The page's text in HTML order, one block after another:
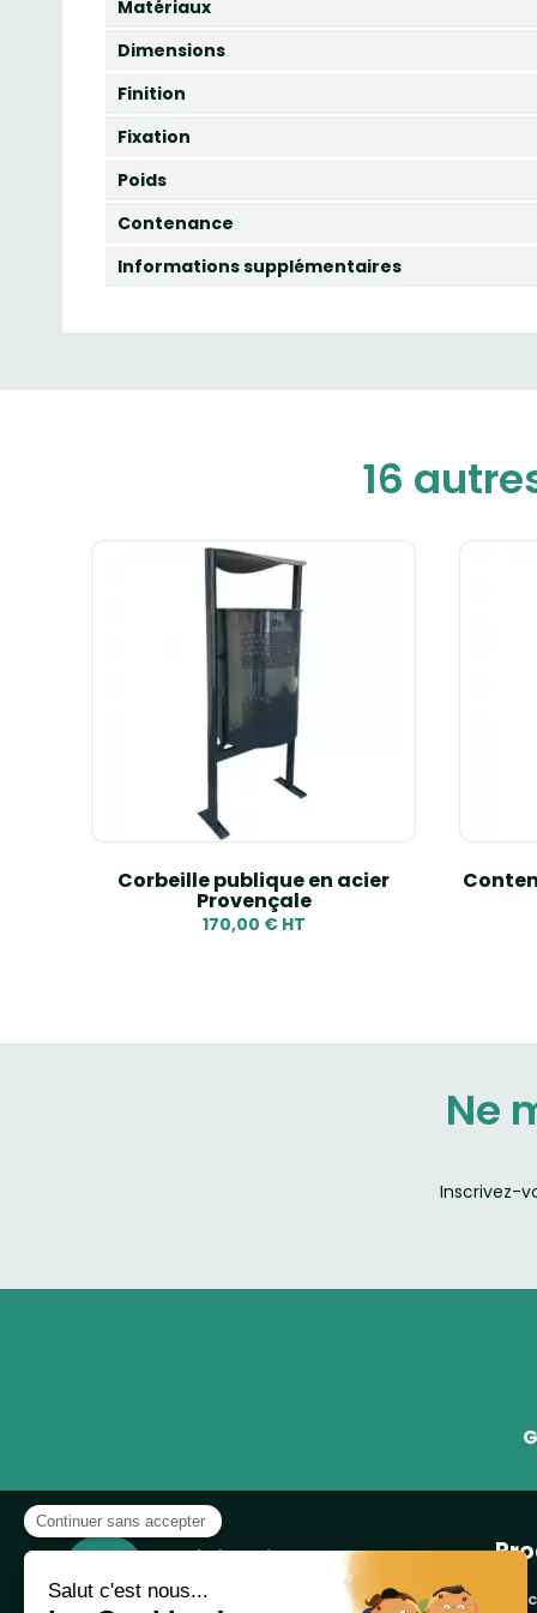
Matériaux
Dimensions
Finition
Fixation
Poids
Contenance
Informations supplémentaires
16
Corbeille publique en acier
Provençale
170,00 € HT
Ne
Inscrivez-